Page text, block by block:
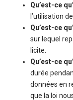
Qu’est-ce
l’utilisation
Qu’est-ce
sur lequel
licite.
Qu’est-ce
durée
données en
que la loi